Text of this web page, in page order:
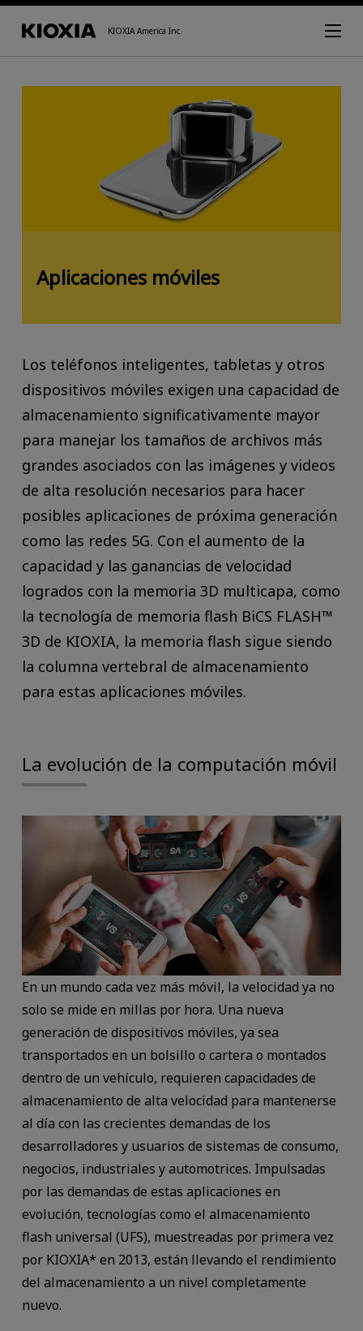
KIOXIA America Inc.
Aplicaciones móviles
Los teléfonos inteligentes, tabletas y otros
dispositivos móviles exigen una capacidad de
almacenamiento significativamente mayor
para manejar los tamaños de archivos más
grandes asociados con las imágenes y videos
de alta resolución necesarios para hacer
posibles aplicaciones de próxima generación
como las redes 5G. Con el aumento de la
capacidad y las ganancias de velocidad
logrados con la memoria 3D multicapa, como
la tecnología de memoria flash BiCS FLASH™
3D de KIOXIA, la memoria flash sigue siendo
la columna vertebral de almacenamiento
para estas aplicaciones móviles.
La evolución de la computación móvil
En un mundo cada vez más móvil, la velocidad ya no
solo se mide en millas por hora. Una nueva
generación de dispositivos móviles, ya sea
transportados en un bolsillo o cartera o montados
dentro de un vehículo, requieren capacidades de
almacenamiento de alta velocidad para mantenerse
al día con las crecientes demandas de los
desarrolladores y usuarios de sistemas de consumo,
negocios, industriales y automotrices. Impulsadas
por las demandas de estas aplicaciones en
evolución, tecnologías como el almacenamiento
flash universal (UFS), muestreadas por primera vez
por KIOXIA* en 2013, están llevando el rendimiento
del almacenamiento a un nivel completamente
nuevo.